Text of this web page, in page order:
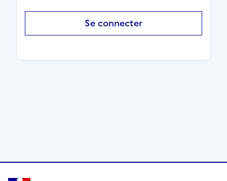
Se connecter